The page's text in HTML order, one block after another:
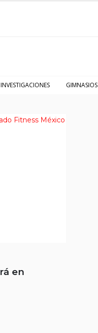
INVESTIGACIONES GIMNASIOS
en